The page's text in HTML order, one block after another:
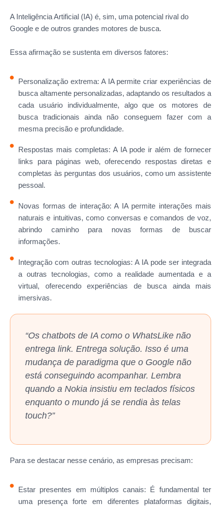
A Inteligência Artificial (IA) é, sim, uma potencial rival do
Google e de outros grandes motores de busca.
Essa afirmação se sustenta em diversos fatores:
Personalização extrema: A IA permite criar experiências de
busca altamente personalizadas, adaptando os resultados a
cada usuário individualmente, algo que os motores de
busca tradicionais ainda não conseguem fazer com a
mesma precisão e profundidade.
Respostas mais completas: A IA pode ir além de fornecer
links para páginas web, oferecendo respostas diretas e
completas às perguntas dos usuários, como um assistente
pessoal.
Novas formas de interação: A IA permite interações mais
naturais e intuitivas, como conversas e comandos de voz,
abrindo caminho para novas formas de buscar
informações.
Integração com outras tecnologias: A IA pode ser integrada
a outras tecnologias, como a realidade aumentada e a
virtual, oferecendo experiências de busca ainda mais
imersivas.
“Os chatbots de IA como o WhatsLike não
entrega link. Entrega solução. Isso é uma
mudança de paradigma que o Google não
está conseguindo acompanhar. Lembra
quando a Nokia insistiu em teclados físicos
enquanto o mundo já se rendia às telas
touch?”
Para se destacar nesse cenário, as empresas precisam:
Estar presentes em múltiplos canais: É fundamental ter
uma presença forte em diferentes plataformas digitais,